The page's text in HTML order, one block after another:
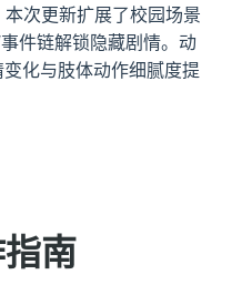
次更新扩展了校园场景
件链解锁隐藏剧情。动
化与肢体动作细腻度提
南